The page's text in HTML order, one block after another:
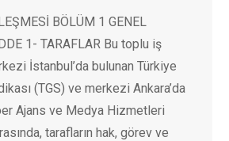
BÖLÜM 1 GENEL
1- TARAFLAR Bu toplu iş
İstanbul’da bulunan Türkiye
(TGS) ve merkezi Ankara’da
Ajans ve Medya Hizmetleri
tarafların hak, görev ve